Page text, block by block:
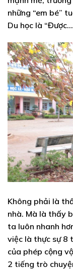
những “em bé”
Du học là
Không phải là
nhà. Mà là thấy
ta luôn nhanh
việc là thực sự 8
của phép cộng
2 tiếng trò